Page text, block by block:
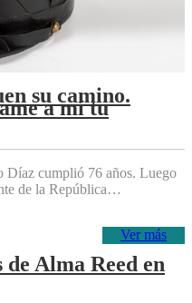
su camino.
a mí tu
Díaz cumplió 76 años. Luego
de la República…
Ver más
Alma Reed en